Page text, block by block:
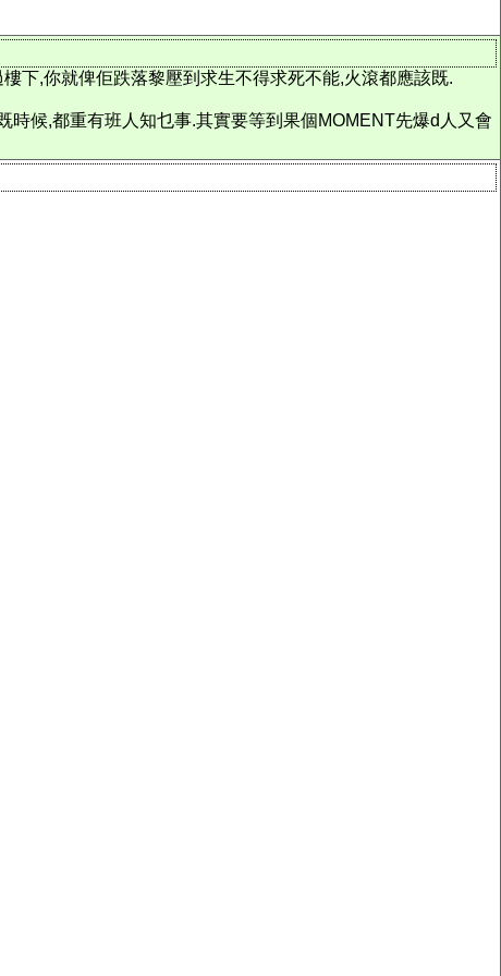
下,你就俾佢跌落黎壓到求生不得求死不能,火滾都應該既.
候,都重有班人知乜事.其實要等到果個MOMENT先爆d人又會